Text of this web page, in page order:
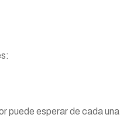
puede esperar de cada una